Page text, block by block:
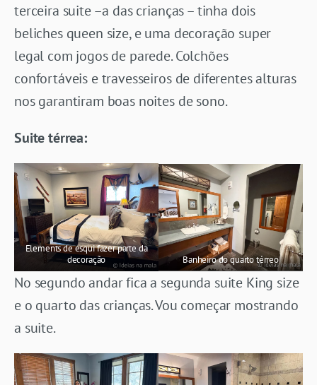
terceira suite –a das crianças – tinha dois
beliches queen size, e uma decoração super
legal com jogos de parede. Colchões
confortáveis e travesseiros de diferentes alturas
nos garantiram boas noites de sono.
Suite térrea:
Elements de esqui fazer parte da
decoração
Banheiro do quarto térreo
No segundo andar fica a segunda suite King size
e o quarto das crianças. Vou começar mostrando
a suite.